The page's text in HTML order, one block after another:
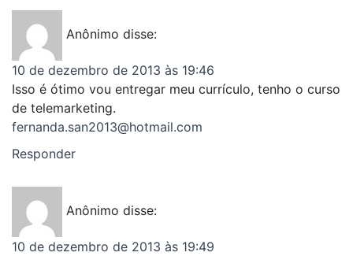
Anônimo disse:
10 de dezembro de 2013 às 19:46
Isso é ótimo vou entregar meu currículo, tenho o curso
de telemarketing.
fernanda.san2013@hotmail.com
Responder
Anônimo disse:
10 de dezembro de 2013 às 19:49